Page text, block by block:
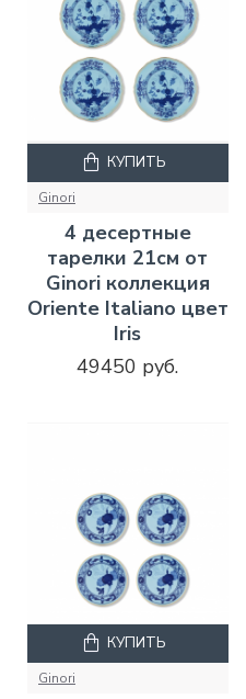
Ginori
4 десертные
тарелки 21см от
Ginori коллекция
Oriente Italiano цвет
Iris
49450 руб.
КУПИТЬ
Ginori
КУПИТЬ